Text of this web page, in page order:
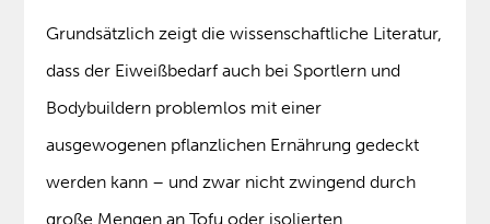
Grundsätzlich zeigt die wissenschaftliche Literatur,
dass der Eiweißbedarf auch bei Sportlern und
Bodybuildern problemlos mit einer
ausgewogenen pflanzlichen Ernährung gedeckt
werden kann – und zwar nicht zwingend durch
große Mengen an Tofu oder isolierten